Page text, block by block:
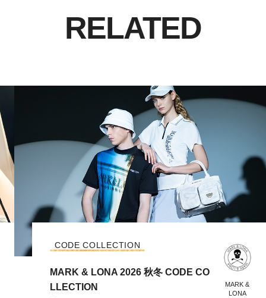
RELATED
MARK &
LONA
CODE COLLECTION
MARK & LONA 2026 秋冬 CODE CO
LLECTION